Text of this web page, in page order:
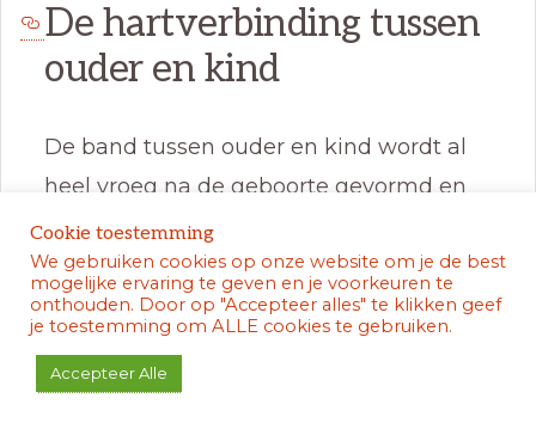
De hartverbinding tussen
ouder en kind
De band tussen ouder en kind wordt al
heel vroeg na de geboorte gevormd en
begint zelfs al voor de geboorte. Het
ritme van de hartslag van de moeder
wordt door het kind herkend, en direct
na de geboorte als het hummeltje voor
het eerst op de borst wordt gelegd is het
Cookie toestemming
We gebruiken cookies op onze website om je de best
mogelijke ervaring te geven en je voorkeuren te
onthouden. Door op "Accepteer alles" te klikken geef
je toestemming om ALLE cookies te gebruiken.
Accepteer Alle